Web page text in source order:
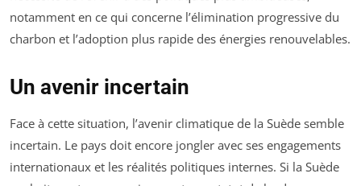
notamment en ce qui concerne l’élimination progressive du
charbon et l’adoption plus rapide des énergies renouvelables.
Un avenir incertain
Face à cette situation, l’avenir climatique de la Suède semble
incertain. Le pays doit encore jongler avec ses engagements
internationaux et les réalités politiques internes. Si la Suède